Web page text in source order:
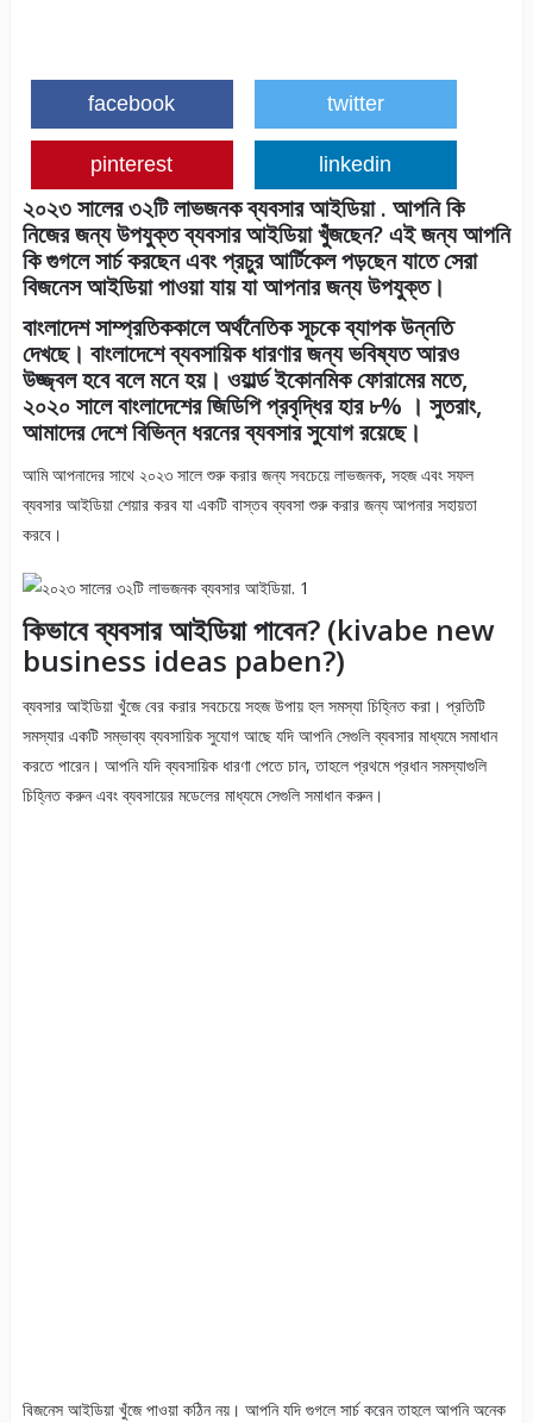
facebook twitter
pinterest linkedin
২০২৩ সালের ৩২টি লাভজনক ব্যবসার আইডিয়া . আপনি কি
নিজের জন্য উপযুক্ত ব্যবসার আইডিয়া খুঁজছেন? এই জন্য আপনি
কি গুগলে সার্চ করছেন এবং প্রচুর আর্টিকেল পড়ছেন যাতে সেরা
বিজনেস আইডিয়া পাওয়া যায় যা আপনার জন্য উপযুক্ত।
বাংলাদেশ সাম্প্রতিককালে অর্থনৈতিক সূচকে ব্যাপক উন্নতি
দেখছে। বাংলাদেশে ব্যবসায়িক ধারণার জন্য ভবিষ্যত আরও
উজ্জ্বল হবে বলে মনে হয়। ওয়ার্ল্ড ইকোনমিক ফোরামের মতে,
২০২০ সালে বাংলাদেশের জিডিপি প্রবৃদ্ধির হার ৮% । সুতরাং,
আমাদের দেশে বিভিন্ন ধরনের ব্যবসার সুযোগ রয়েছে।
আমি আপনাদের সাথে ২০২৩ সালে শুরু করার জন্য সবচেয়ে লাভজনক, সহজ এবং সফল
ব্যবসার আইডিয়া শেয়ার করব যা একটি বাস্তব ব্যবসা শুরু করার জন্য আপনার সহায়তা
করবে।
কিভাবে ব্যবসার আইডিয়া পাবেন? (kivabe new
business ideas paben?)
ব্যবসার আইডিয়া খুঁজে বের করার সবচেয়ে সহজ উপায় হল সমস্যা চিহ্নিত করা। প্রতিটি
সমস্যার একটি সম্ভাব্য ব্যবসায়িক সুযোগ আছে যদি আপনি সেগুলি ব্যবসার মাধ্যমে সমাধান
করতে পারেন। আপনি যদি ব্যবসায়িক ধারণা পেতে চান, তাহলে প্রথমে প্রধান সমস্যাগুলি
চিহ্নিত করুন এবং ব্যবসায়ের মডেলের মাধ্যমে সেগুলি সমাধান করুন।
বিজনেস আইডিয়া খুঁজে পাওয়া কঠিন নয়। আপনি যদি গুগলে সার্চ করেন তাহলে আপনি অনেক